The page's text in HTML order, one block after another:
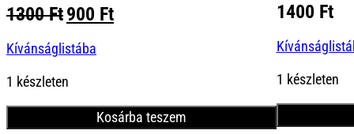
1300FtOriginal
was:
900 FtCurrent
Kívánságlistába
1 készleten
Kosárba teszem
1400 Ft
1 készleten